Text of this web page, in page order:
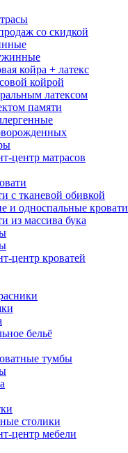
со скидкой
койра + латекс
койрой
латексом
памяти
центр матрасов
с тканевой обивкой
и односпальные кровати
из массива бука
центр кроватей
бельё
тумбы
столики
центр мебели